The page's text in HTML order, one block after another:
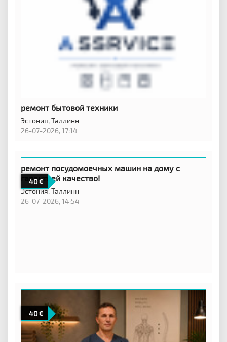
ремонт бытовой техники
Эстония,Таллинн
26-07-2026, 17:14
40
ремонт посудомоечных машин на дому с
гарантией качество!
Эстония,Таллинн
26-07-2026, 14:54
40